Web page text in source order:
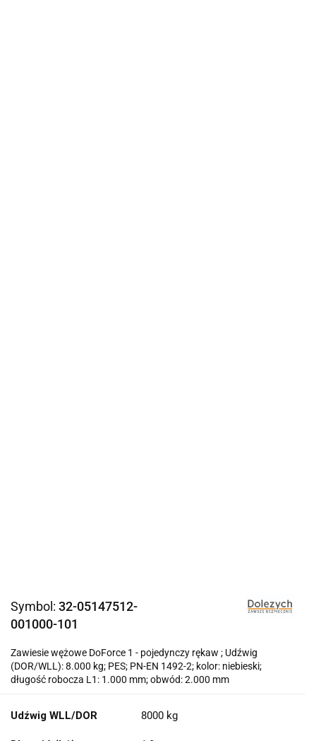
Symbol: 32-05147512-
001000-101
Zawiesie wężowe DoForce 1 - pojedynczy rękaw ; Udźwig
(DOR/WLL): 8.000 kg; PES; PN-EN 1492-2; kolor: niebieski;
długość robocza L1: 1.000 mm; obwód: 2.000 mm
Udźwig WLL/DOR 8000 kg